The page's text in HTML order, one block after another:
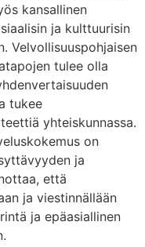
kansallinen
ja kulttuurisin
Velvollisuuspohjaisen
tulee olla
tukee
yhteiskunnassa.
on
ja
että
ja viestinnällään
ja epäasiallinen